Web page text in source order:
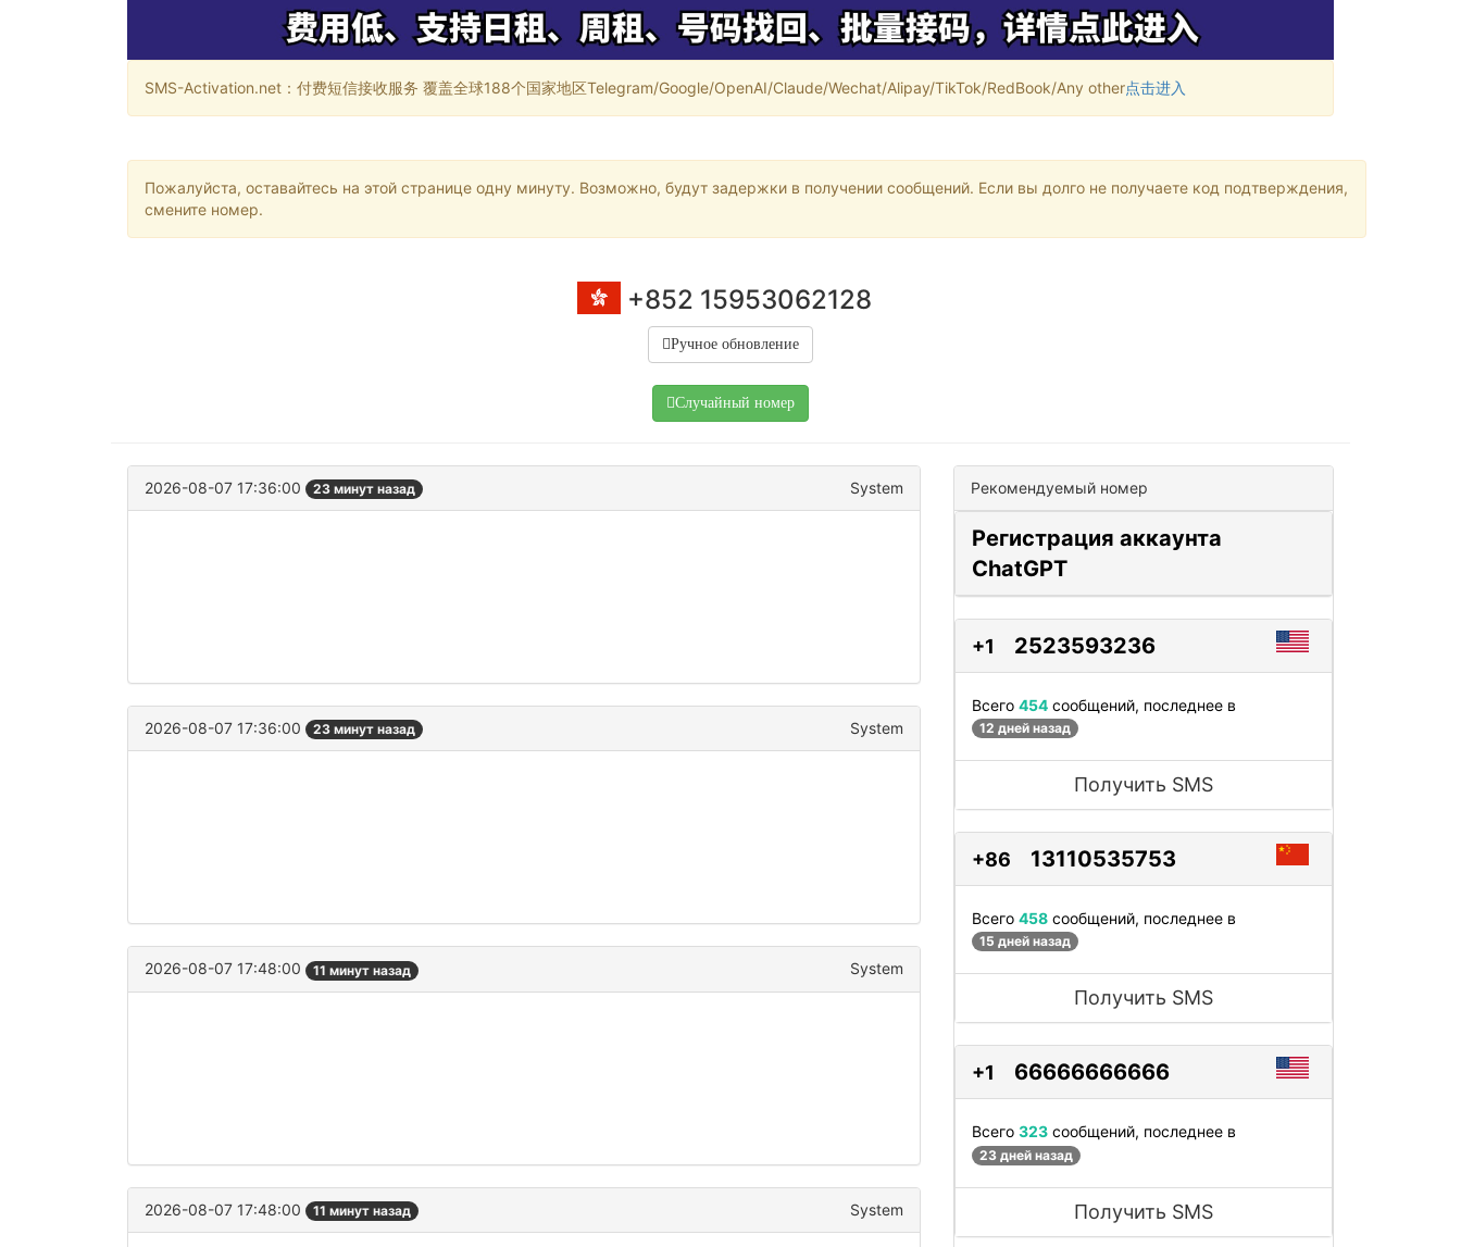
SMS-Activation.net：付费短信接收服务 覆盖全球188个国家地区Telegram/Google/OpenAI/Claude/Wechat/Alipay/TikTok/RedBook/Any other点击进入
Пожалуйста, оставайтесь на этой странице одну минуту. Возможно, будут задержки в получении сообщений. Если вы долго не получаете код подтверждения,
смените номер.
+852 15953062128
Ручное обновление
Случайный номер
2026-08-07 17:36:00 23 минут назад System
2026-08-07 17:36:00 23 минут назад System
2026-08-07 17:48:00 11 минут назад System
2026-08-07 17:48:00 11 минут назад System
Рекомендуемый номер
Регистрация аккаунта
ChatGPT
+1 2523593236
Всего 454 сообщений, последнее в
12 дней назад
Получить SMS
+86 13110535753
Всего 458 сообщений, последнее в
15 дней назад
Получить SMS
+1 66666666666
Всего 323 сообщений, последнее в
23 дней назад
Получить SMS